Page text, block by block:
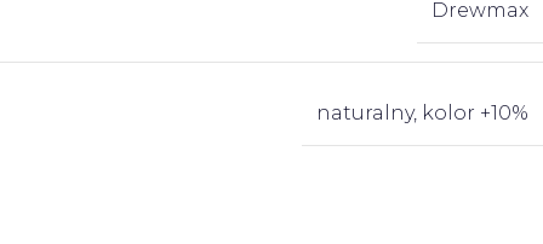
Drewmax
naturalny, kolor +10%